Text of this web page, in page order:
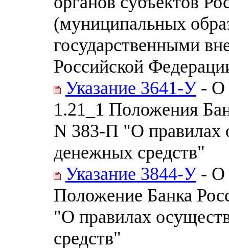
(муниципальных
государственными
Российской
Указание 3641-У- О
1.21_1 Положения
N 383-П "О правилах
денежных средств"
Указание 3844-У- О
Положение Банка
"О правилах
средств"